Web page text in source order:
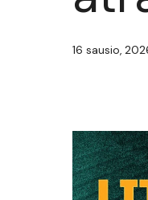
16 sausio,